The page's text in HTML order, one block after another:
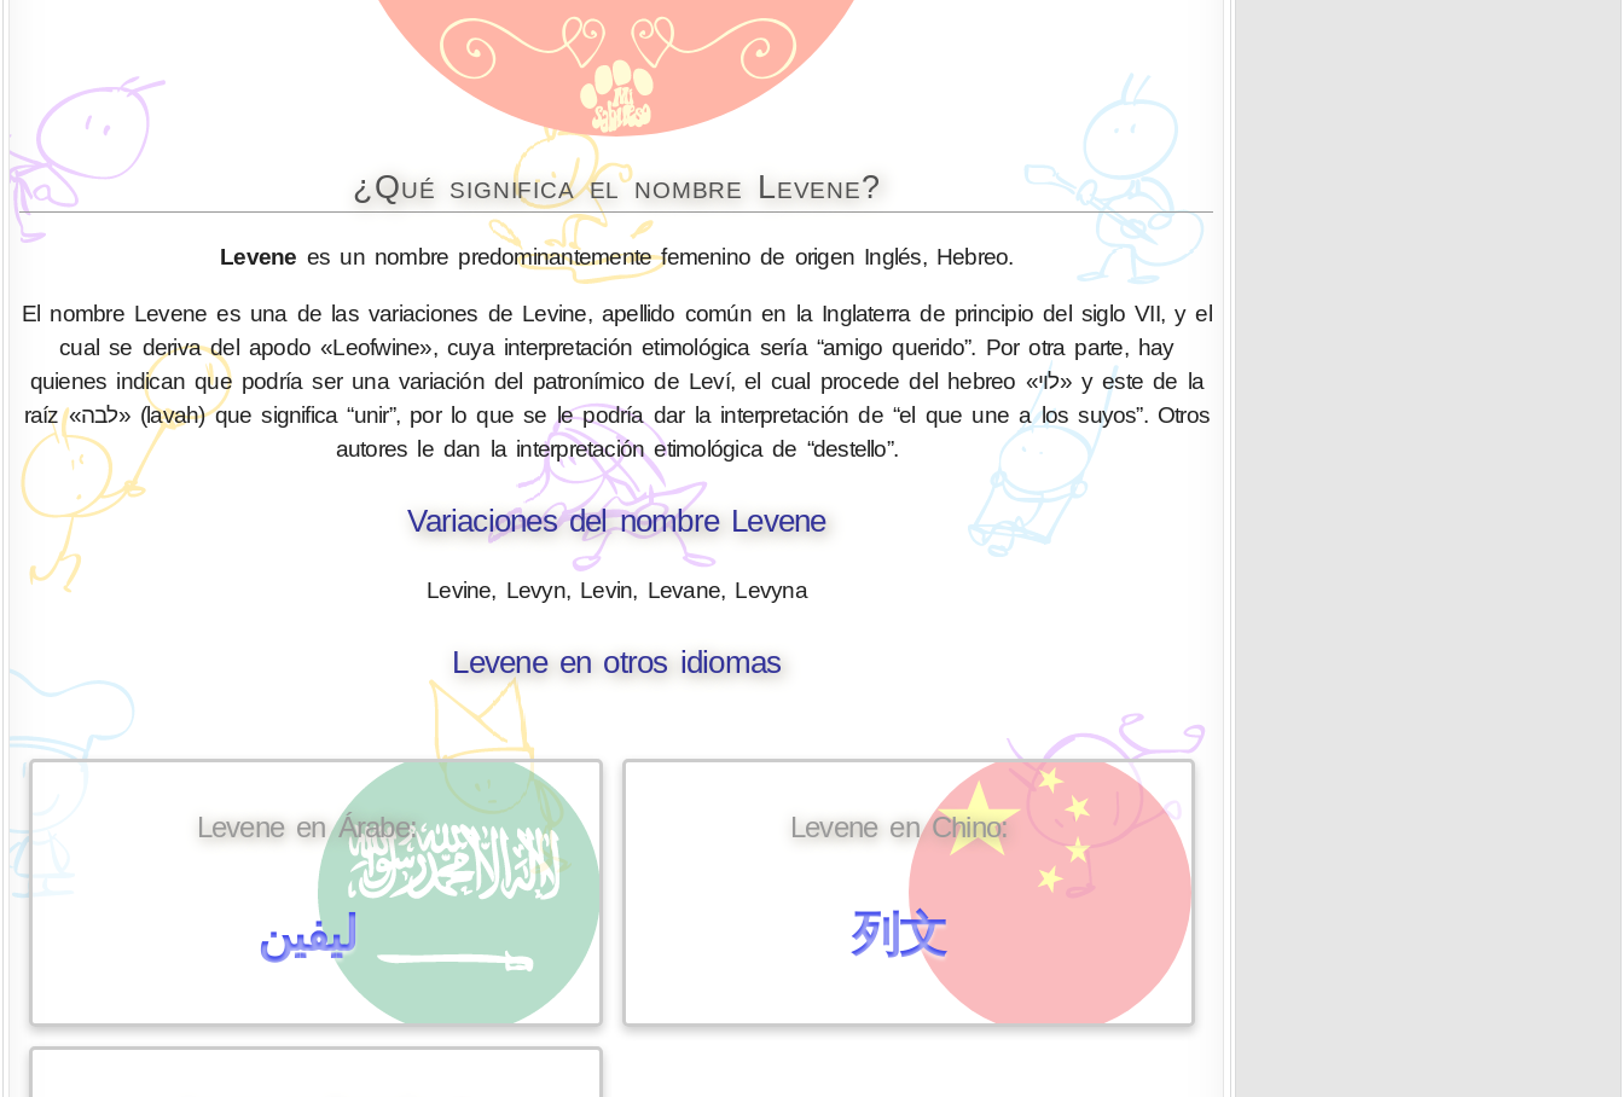
¿Qué significa el nombre Levene?
Levene es un nombre predominantemente femenino de origen Inglés, Hebreo.
El nombre Levene es una de las variaciones de Levine, apellido común en la Inglaterra de principio del siglo VII, y el
cual se deriva del apodo «Leofwine», cuya interpretación etimológica sería “amigo querido”. Por otra parte, hay
quienes indican que podría ser una variación del patronímico de Leví, el cual procede del hebreo «לוי» y este de la
raíz «לבה» (lavah) que significa “unir”, por lo que se le podría dar la interpretación de “el que une a los suyos”. Otros
autores le dan la interpretación etimológica de “destello”.
Variaciones del nombre Levene
Levine, Levyn, Levin, Levane, Levyna
Levene en otros idiomas
Levene en Árabe:
ليفين
Levene en Chino:
列文